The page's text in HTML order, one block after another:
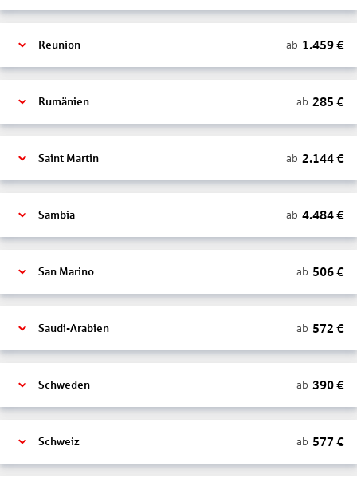
Reunion ab 1.459€
Rumänien ab 285 €
Saint Martin ab 2.144€
Sambia ab 4.484€
San Marino ab 506€
Saudi-Arabien ab 572 €
Schweden ab 390€
Schweiz ab 577 €